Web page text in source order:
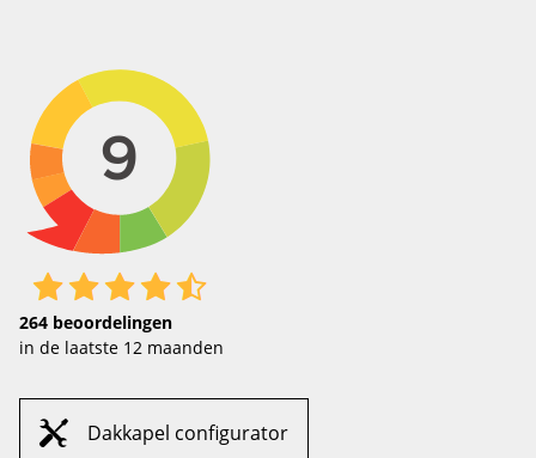
264 beoordelingen
in de laatste 12 maanden
Dakkapel configurator